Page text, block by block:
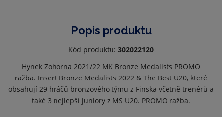
Popis produktu
Kód produktu: 302022120
Hynek Zohorna 2021/22 MK Bronze Medalists PROMO
ražba. Insert Bronze Medalists 2022 & The Best U20, které
obsahují 29 hráčů bronzového týmu z Finska včetně trenérů a
také 3 nejlepší juniory z MS U20. PROMO ražba.